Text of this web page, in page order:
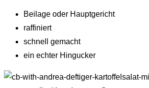
Beilage oder Hauptgericht
raffiniert
schnell gemacht
ein echter Hingucker